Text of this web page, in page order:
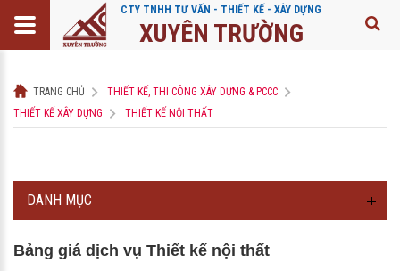
CTY TNHH TƯ VẤN - THIẾT KẾ - XÂY DỰNG
XUYÊN TRƯỜNG
TRANG CHỦ
THIẾT KẾ, THI CÔNG XÂY DỰNG & PCCC
THIẾT KẾ XÂY DỰNG
THIẾT KẾ NỘI THẤT
DANH MỤC
Bảng giá dịch vụ Thiết kế nội thất